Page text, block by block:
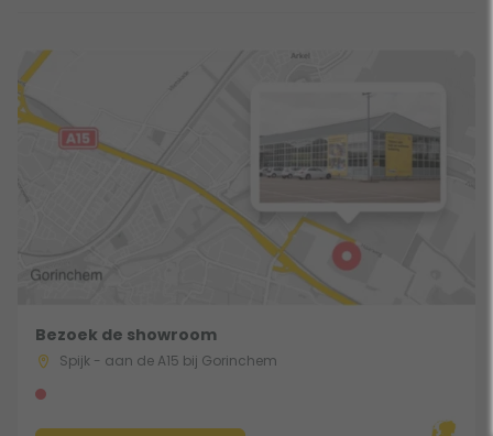
Bezoek de showroom
Spijk - aan de A15 bij Gorinchem